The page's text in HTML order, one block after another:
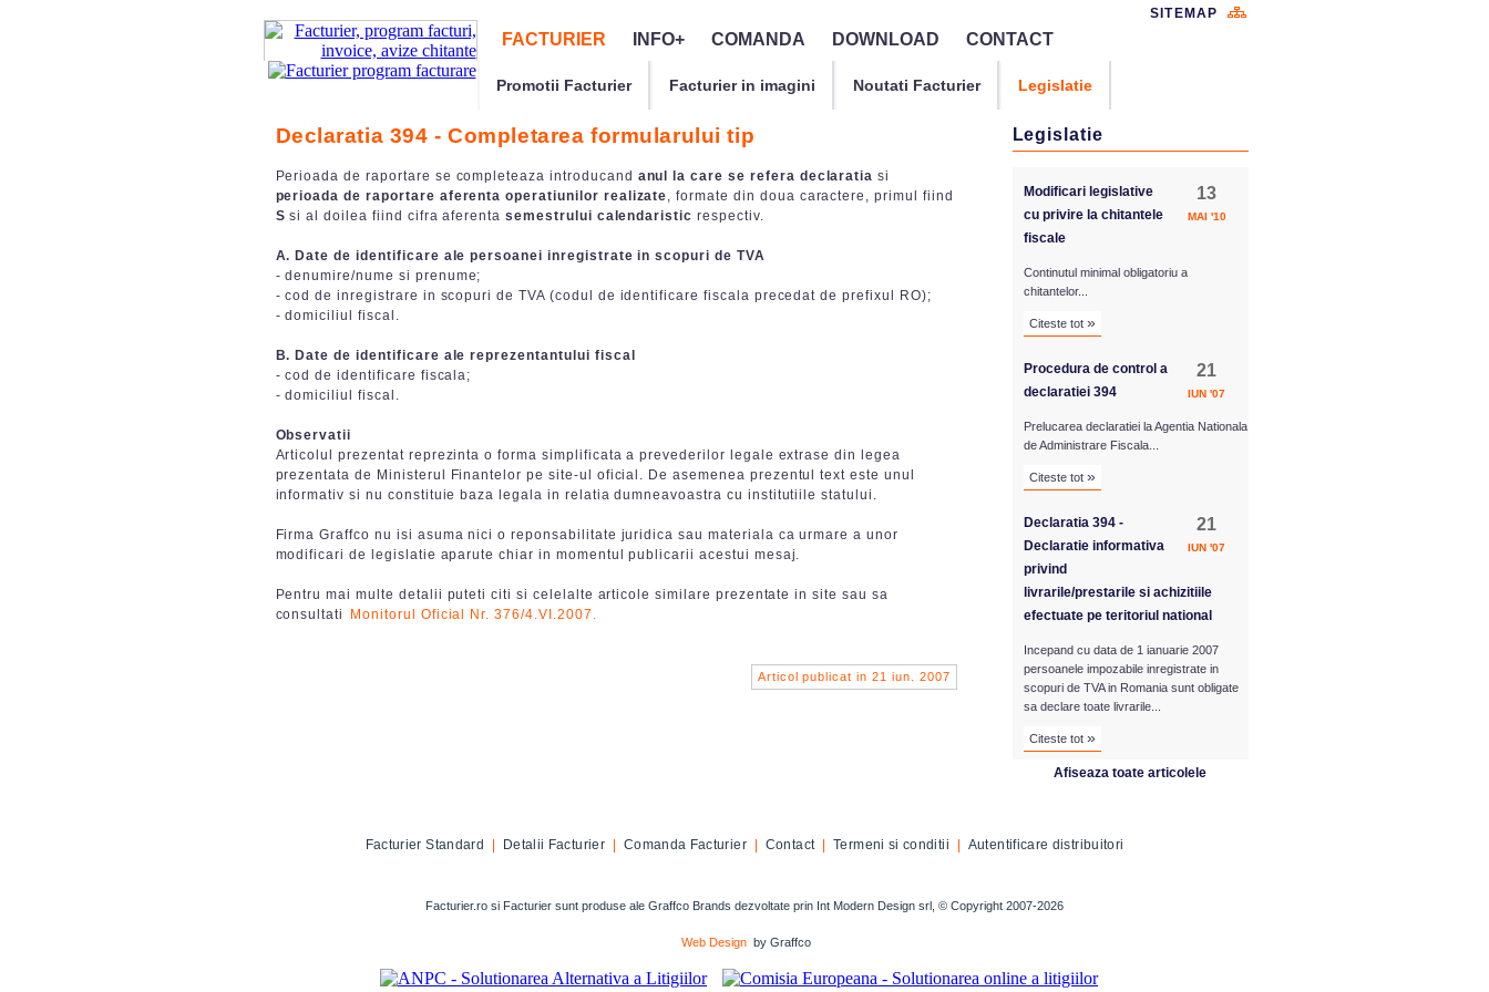
SITEMAP
FACTURIER INFO+ COMANDA DOWNLOAD CONTACT
Promotii Facturier Facturier in imagini Noutati Facturier Legislatie
Declaratia 394 - Completarea formularului tip
Perioada de raportare se completeaza introducand anul la care se refera declaratia si
perioada de raportare aferenta operatiunilor realizate, formate din doua caractere, primul fiind
S si al doilea fiind cifra aferentasemestrului calendaristic respectiv.
A. Date de identificare ale persoanei inregistrate in scopuri de TVA
- denumire/nume si prenume;
- cod de inregistrare in scopuri de TVA (codul de identificare fiscala precedat de prefixul RO);
- domiciliul fiscal.
B. Date de identificare ale reprezentantului fiscal
- cod de identificare fiscala;
- domiciliul fiscal.
Observatii
Articolul prezentat reprezinta o forma simplificata a prevederilor legale extrase din legea
prezentata de Ministerul Finantelor pe site-ul oficial. De asemenea prezentul text este unul
informativ si nu constituie baza legala in relatia dumneavoastra cu institutiile statului.
Firma Graffco nu isi asuma nici o reponsabilitate juridica sau materiala ca urmare a unor
modificari de legislatie aparute chiar in momentul publicarii acestui mesaj.
Pentru mai multe detalii puteti citi si celelalte articole similare prezentate in site sau sa
consultati
Monitorul Oficial Nr. 376/4.VI.2007.
Articol publicat in 21 iun. 2007
Legislatie
13
MAI '10
Modificari legislative
cu privire la chitantele
fiscale
Continutul minimal obligatoriu a
chitantelor...
Citeste tot »
21
IUN '07
Procedura de control a
declaratiei 394
Prelucarea declaratiei la Agentia Nationala
de Administrare Fiscala...
Citeste tot »
21
IUN '07
Declaratia 394 -
Declaratie informativa
privind
livrarile/prestarile si achizitiile
efectuate pe teritoriul national
Incepand cu data de 1 ianuarie 2007
persoanele impozabile inregistrate in
scopuri de TVA in Romania sunt obligate
sa declare toate livrarile...
Citeste tot »
Afiseaza toate articolele
Facturier Standard Detalii Facturier| Comanda Facturier| Contact|Termeni si conditii Autentificare distribuitori
Facturier.ro si Facturier sunt produse ale Graffco Brands dezvoltate prin Int Modern Design srl, © Copyright 2007-2026
Web Design by Graffco